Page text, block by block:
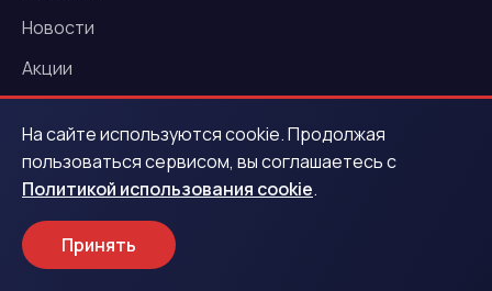
Новости
Акции
Услуги
Деньги под залог ПТС
Деньги под залог автомобиля
Выездная оценка авто
На сайте используются cookie. Продолжая
пользоваться сервисом, вы соглашаетесь с
Политикой использования cookie.
Принять